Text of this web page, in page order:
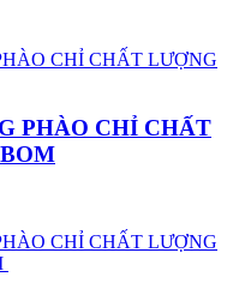
PHÀO CHỈ CHẤT